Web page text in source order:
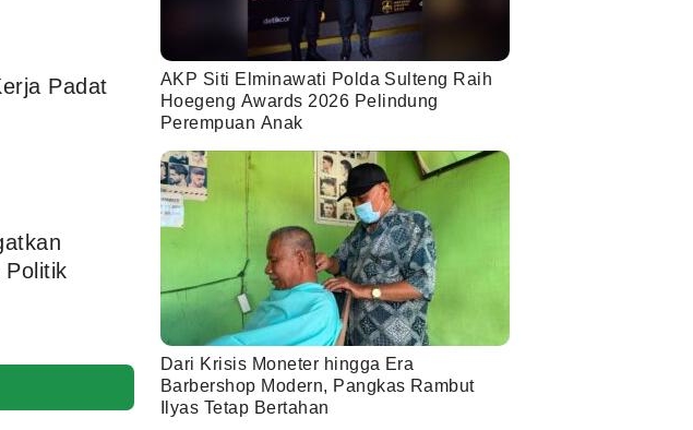
Padat
Politik
AKP Siti Elminawati Polda Sulteng Raih
Hoegeng Awards 2026 Pelindung
Perempuan Anak
Dari Krisis Moneter hingga Era
Barbershop Modern, Pangkas Rambut
Ilyas Tetap Bertahan